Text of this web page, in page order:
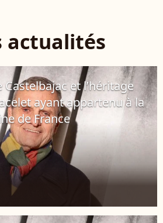
actualités
Castelbajac et l’héritage
ayant appartenu à la
de France